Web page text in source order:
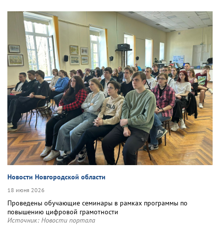
Новости Новгородской области
18 июня 2026
Проведены обучающие семинары в рамках программы по
повышению цифровой грамотности
Источник: Новости портала